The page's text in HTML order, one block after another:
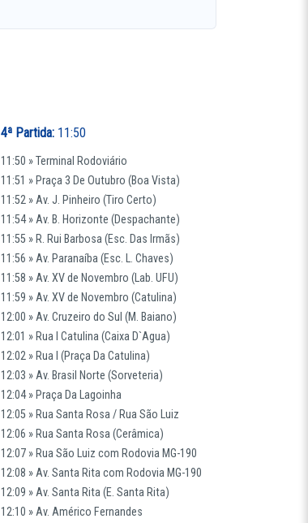
4ª Partida:11:50
11:50 » Terminal Rodoviário
11:51 » Praça 3 De Outubro (Boa Vista)
11:52 » Av. J. Pinheiro (Tiro Certo)
11:54 » Av. B. Horizonte (Despachante)
11:55 » R. Rui Barbosa (Esc. Das Irmãs)
11:56 » Av. Paranaíba (Esc. L. Chaves)
11:58 » Av. XV de Novembro (Lab. UFU)
11:59 » Av. XV de Novembro (Catulina)
12:00 » Av. Cruzeiro do Sul (M. Baiano)
12:01 » Rua I Catulina (Caixa D`Agua)
12:02 » Rua I (Praça Da Catulina)
12:03 » Av. Brasil Norte (Sorveteria)
12:04 » Praça Da Lagoinha
12:05 » Rua Santa Rosa / Rua São Luiz
12:06 » Rua Santa Rosa (Cerâmica)
12:07 » Rua São Luiz com Rodovia MG-190
12:08 » Av. Santa Rita com Rodovia MG-190
12:09 » Av. Santa Rita (E. Santa Rita)
12:10 » Av. Américo Fernandes